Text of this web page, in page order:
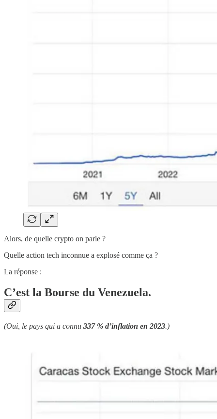
Alors, de quelle crypto on parle ?
Quelle action tech inconnue a explosé comme ça ?
La réponse :
C’est la Bourse du Venezuela.
(Oui, le pays qui a connu 337 % d’inflation en 2023.)